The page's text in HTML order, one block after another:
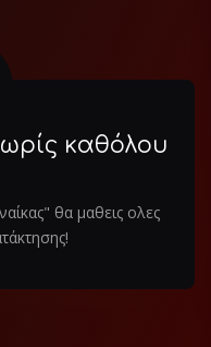
καθόλου
θα μαθεις ολες